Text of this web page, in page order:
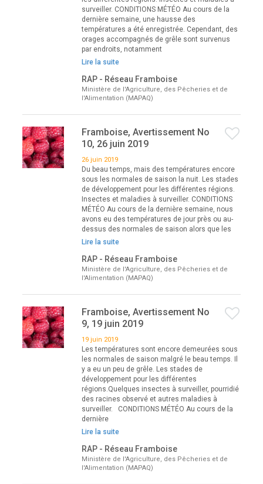
surveiller. CONDITIONS MÉTÉO Au cours de la
dernière semaine, une hausse des
températures a été enregistrée. Cependant, des
orages accompagnés de grêle sont survenus
par endroits, notamment
Lire la suite
RAP - Réseau Framboise
Ministère de l'Agriculture, des Pêcheries et de
l'Alimentation (MAPAQ)
Framboise, Avertissement No
10, 26 juin 2019
26 juin 2019
Du beau temps, mais des températures encore
sous les normales de saison la nuit. Les stades
de développement pour les différentes régions.
Insectes et maladies à surveiller. CONDITIONS
MÉTÉO Au cours de la dernière semaine, nous
avons eu des températures de jour près ou au-
dessus des normales de saison alors que les
Lire la suite
RAP - Réseau Framboise
Ministère de l'Agriculture, des Pêcheries et de
l'Alimentation (MAPAQ)
Framboise, Avertissement No
9, 19 juin 2019
19 juin 2019
Les températures sont encore demeurées sous
les normales de saison malgré le beau temps. Il
y a eu un peu de grêle. Les stades de
développement pour les différentes
régions.Quelques insectes à surveiller, pourridié
des racines observé et autres maladies à
surveiller. CONDITIONS MÉTÉO Au cours de la
dernière
Lire la suite
RAP - Réseau Framboise
Ministère de l'Agriculture, des Pêcheries et de
l'Alimentation (MAPAQ)